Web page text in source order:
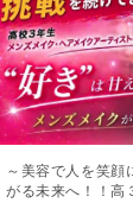
～美容で人を笑顔
がる未来へ！！高